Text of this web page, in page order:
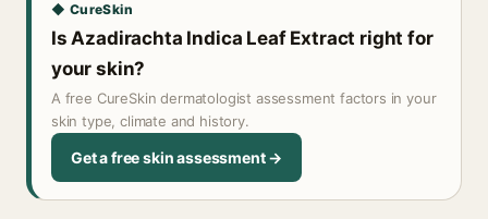
◆ CureSkin
Is Azadirachta Indica Leaf Extract right for
your skin?
A free CureSkin dermatologist assessment factors in your
skin type, climate and history.
Get a free skin assessment →